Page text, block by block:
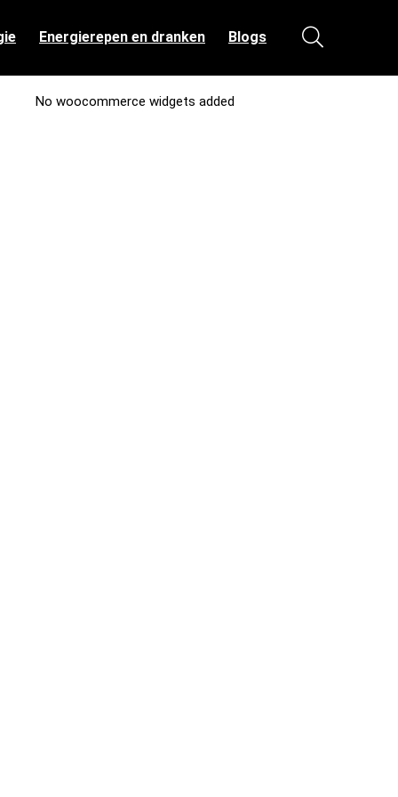
Energierepen en dranken Blogs
No woocommerce widgets added